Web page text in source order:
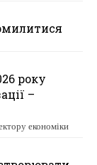
року
–
економіки